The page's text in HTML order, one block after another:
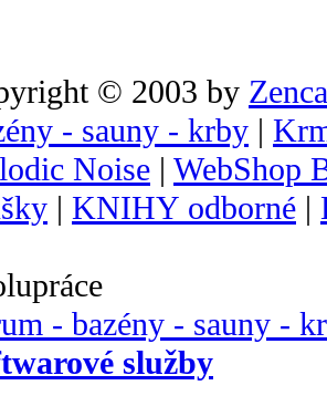
© 2003 by
- sauny - krby |
Noise | WebShop
| KNIHY odborné |
- bazény - sauny -
služby